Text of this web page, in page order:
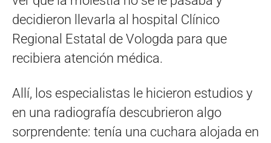
decidieron llevarla al hospital Clínico
Regional Estatal de Vologda para que
recibiera atención médica.
Allí, los especialistas le hicieron estudios y
en una radiografía descubrieron algo
sorprendente: tenía una cuchara alojada en